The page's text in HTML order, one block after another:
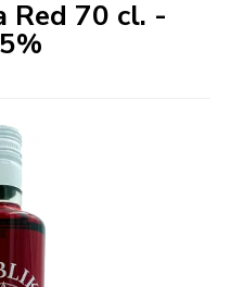
Red 70 cl. -